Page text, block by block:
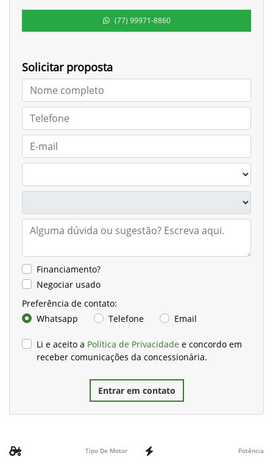
(77) 99971-8860
Solicitar proposta
Financiamento?
Negociar usado
Preferência de contato:
Whatsapp
Telefone Email
Li e aceito a Política de Privacidade e concordo em
receber comunicações da concessionária.
Entrar em contato
Tipo De Motor Potência